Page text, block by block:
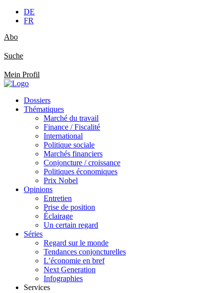
DE
FR
Abo
Suche
Mein Profil
Dossiers
Thématiques
Marché du travail
Finance / Fiscalité
International
Politique sociale
Marchés financiers
Conjoncture / croissance
Politiques économiques
Prix Nobel
Opinions
Entretien
Prise de position
Éclairage
Un certain regard
Séries
Regard sur le monde
Tendances conjoncturelles
L’économie en bref
Next Generation
Infographies
Services